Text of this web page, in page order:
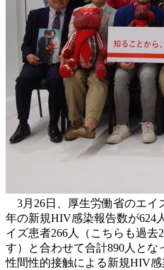
3月26日、厚生労働省のエイ
年の新規HIV感染報告数が624
イズ患者266人（こちらも過
す）と合わせて合計890人とな
性間性的接触による新規HIV感